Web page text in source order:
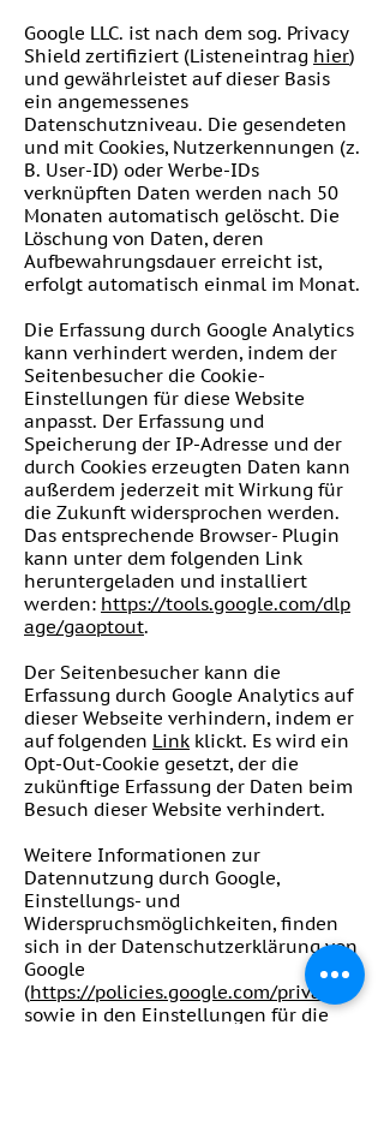
Google LLC. ist nach dem sog. Privacy
Shield zertifiziert (Listeneintrag hier)
und gewährleistet auf dieser Basis
ein angemessenes
Datenschutzniveau. Die gesendeten
und mit Cookies, Nutzerkennungen (z.
B. User-ID) oder Werbe-IDs
verknüpften Daten werden nach 50
Monaten automatisch gelöscht. Die
Löschung von Daten, deren
Aufbewahrungsdauer erreicht ist,
erfolgt automatisch einmal im Monat.
Die Erfassung durch Google Analytics
kann verhindert werden, indem der
Seitenbesucher die Cookie-
Einstellungen für diese Website
anpasst. Der Erfassung und
Speicherung der IP-Adresse und der
durch Cookies erzeugten Daten kann
außerdem jederzeit mit Wirkung für
die Zukunft widersprochen werden.
Das entsprechende Browser- Plugin
kann unter dem folgenden Link
heruntergeladen und installiert
werden: https://tools.google.com/dlp
age/gaoptout.
Der Seitenbesucher kann die
Erfassung durch Google Analytics auf
dieser Webseite verhindern, indem er
auf folgenden Link klickt. Es wird ein
Opt-Out-Cookie gesetzt, der die
zukünftige Erfassung der Daten beim
Besuch dieser Website verhindert.
Weitere Informationen zur
Datennutzung durch Google,
Einstellungs- und
Widerspruchsmöglichkeiten, finden
sich in der Datenschutzerklärung von
Google
(https://policies.google.com/privacy
sowie in den Einstellungen für die